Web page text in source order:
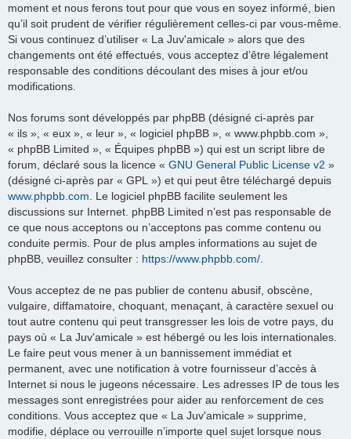
moment et nous ferons tout pour que vous en soyez informé, bien
qu’il soit prudent de vérifier régulièrement celles-ci par vous-même.
Si vous continuez d’utiliser « La Juv'amicale » alors que des
changements ont été effectués, vous acceptez d’être légalement
responsable des conditions découlant des mises à jour et/ou
modifications.
Nos forums sont développés par phpBB (désigné ci-après par
« ils », « eux », « leur », « logiciel phpBB », « www.phpbb.com »,
« phpBB Limited », « Équipes phpBB ») qui est un script libre de
forum, déclaré sous la licence « GNU General Public License v2 »
(désigné ci-après par « GPL ») et qui peut être téléchargé depuis
www.phpbb.com. Le logiciel phpBB facilite seulement les
discussions sur Internet. phpBB Limited n’est pas responsable de
ce que nous acceptons ou n’acceptons pas comme contenu ou
conduite permis. Pour de plus amples informations au sujet de
phpBB, veuillez consulter : https://www.phpbb.com/.
Vous acceptez de ne pas publier de contenu abusif, obscène,
vulgaire, diffamatoire, choquant, menaçant, à caractère sexuel ou
tout autre contenu qui peut transgresser les lois de votre pays, du
pays où « La Juv'amicale » est hébergé ou les lois internationales.
Le faire peut vous mener à un bannissement immédiat et
permanent, avec une notification à votre fournisseur d’accès à
Internet si nous le jugeons nécessaire. Les adresses IP de tous les
messages sont enregistrées pour aider au renforcement de ces
conditions. Vous acceptez que « La Juv'amicale » supprime,
modifie, déplace ou verrouille n’importe quel sujet lorsque nous